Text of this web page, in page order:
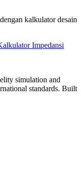
kalkulator desain
Impedansi
simulation and
standards. Built